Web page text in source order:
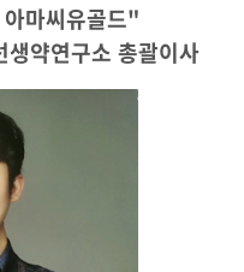
마씨유골드"
약연구소 총괄이사